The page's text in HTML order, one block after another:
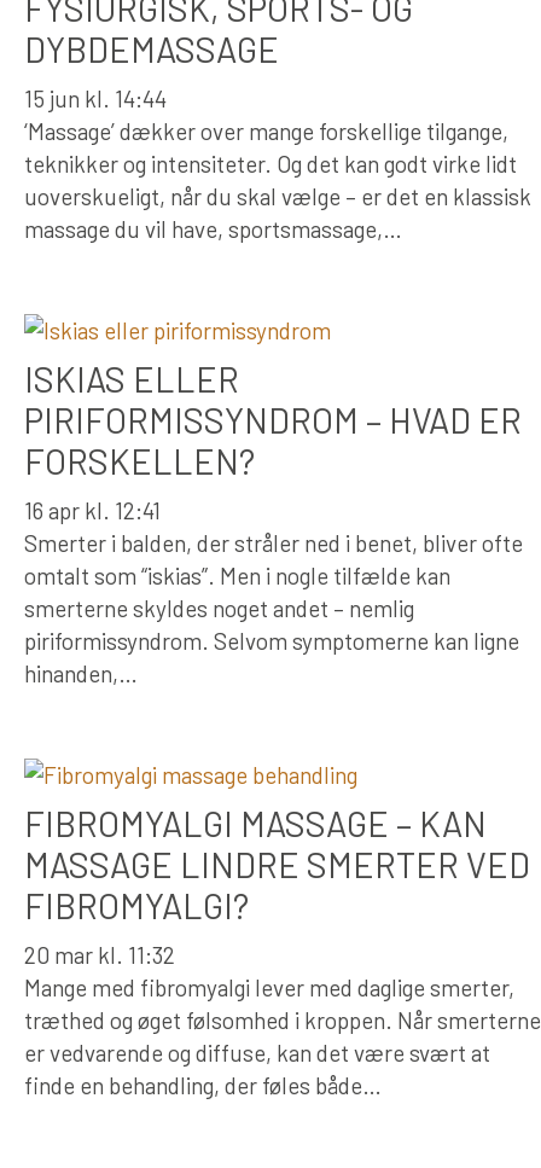
DYBDEMASSAGE
15 jun kl. 14:44
‘Massage’ dækker over mange forskellige tilgange,
teknikker og intensiteter. Og det kan godt virke lidt
uoverskueligt, når du skal vælge – er det en klassisk
massage du vil have, sportsmassage,…
ISKIAS ELLER
PIRIFORMISSYNDROM – HVAD ER
FORSKELLEN?
16 apr kl. 12:41
Smerter i balden, der stråler ned i benet, bliver ofte
omtalt som “iskias”. Men i nogle tilfælde kan
smerterne skyldes noget andet – nemlig
piriformissyndrom. Selvom symptomerne kan ligne
hinanden,…
FIBROMYALGI MASSAGE – KAN
MASSAGE LINDRE SMERTER VED
FIBROMYALGI?
20 mar kl. 11:32
Mange med fibromyalgi lever med daglige smerter,
træthed og øget følsomhed i kroppen. Når smerterne
er vedvarende og diffuse, kan det være svært at
finde en behandling, der føles både…